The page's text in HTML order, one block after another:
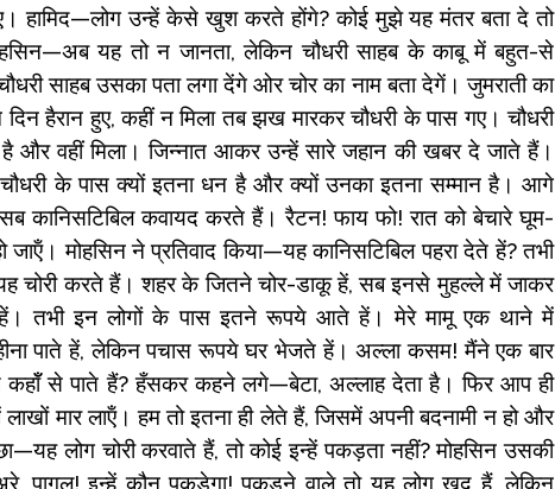
हामिद—लोग उन्हें केसे खुश करते होंगे? कोई मुझे यह मंतर बता दे तो
यह तो न जानता, लेकिन चौधरी साहब के काबू में बहुत-से
साहब उसका पता लगा देंगे ओर चोर का नाम बता देगें। जुमराती का
हैरान हुए, कहीं न मिला तब झख मारकर चौधरी के पास गए। चौधरी
है और वहीं मिला। जिन्नात आकर उन्हें सारे जहान की खबर दे जाते हैं।
के पास क्यों इतना धन है और क्यों उनका इतना सम्मान है। आगे
कानिसटिबिल कवायद करते हैं। रैटन! फाय फो! रात को बेचारे घूम-
जाऍं। मोहसिन ने प्रतिवाद किया—यह कानिसटिबिल पहरा देते हें? तभी
चोरी करते हैं। शहर के जितने चोर-डाकू हें, सब इनसे मुहल्ले में जाकर
हें। तभी इन लोगों के पास इतने रूपये आते हें। मेरे मामू एक थाने में
पाते हें, लेकिन पचास रूपये घर भेजते हें। अल्ला कसम! मैंने एक बार
से पाते हैं? हँसकर कहने लगे—बेटा, अल्लाह देता है। फिर आप ही
मार लाऍं। हम तो इतना ही लेते हैं, जिसमें अपनी बदनामी न हो और
लोग चोरी करवाते हैं, तो कोई इन्हें पकड़ता नहीं? मोहसिन उसकी
पागल! इन्हें कौन पकड़ेगा! पकड़ने वाले तो यह लोग खुद हैं, लेकिन